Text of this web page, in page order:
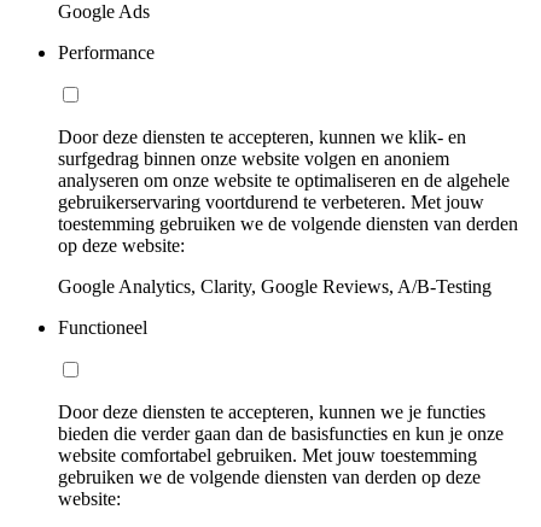
Google Ads
Performance
Door deze diensten te accepteren, kunnen we klik- en
surfgedrag binnen onze website volgen en anoniem
analyseren om onze website te optimaliseren en de algehele
gebruikerservaring voortdurend te verbeteren. Met jouw
toestemming gebruiken we de volgende diensten van derden
op deze website:
Google Analytics, Clarity, Google Reviews, A/B-Testing
Functioneel
Door deze diensten te accepteren, kunnen we je functies
bieden die verder gaan dan de basisfuncties en kun je onze
website comfortabel gebruiken. Met jouw toestemming
gebruiken we de volgende diensten van derden op deze
website: